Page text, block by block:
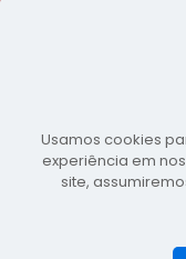
Centro, São
E-MAIL:
Copyright 2021-
Usamos cookies
experiência em
site,